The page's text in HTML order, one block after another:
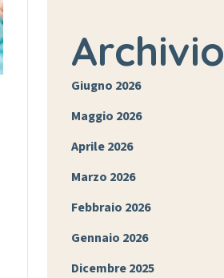
Archivio
Giugno 2026
Maggio 2026
Aprile 2026
Marzo 2026
Febbraio 2026
Gennaio 2026
Dicembre 2025